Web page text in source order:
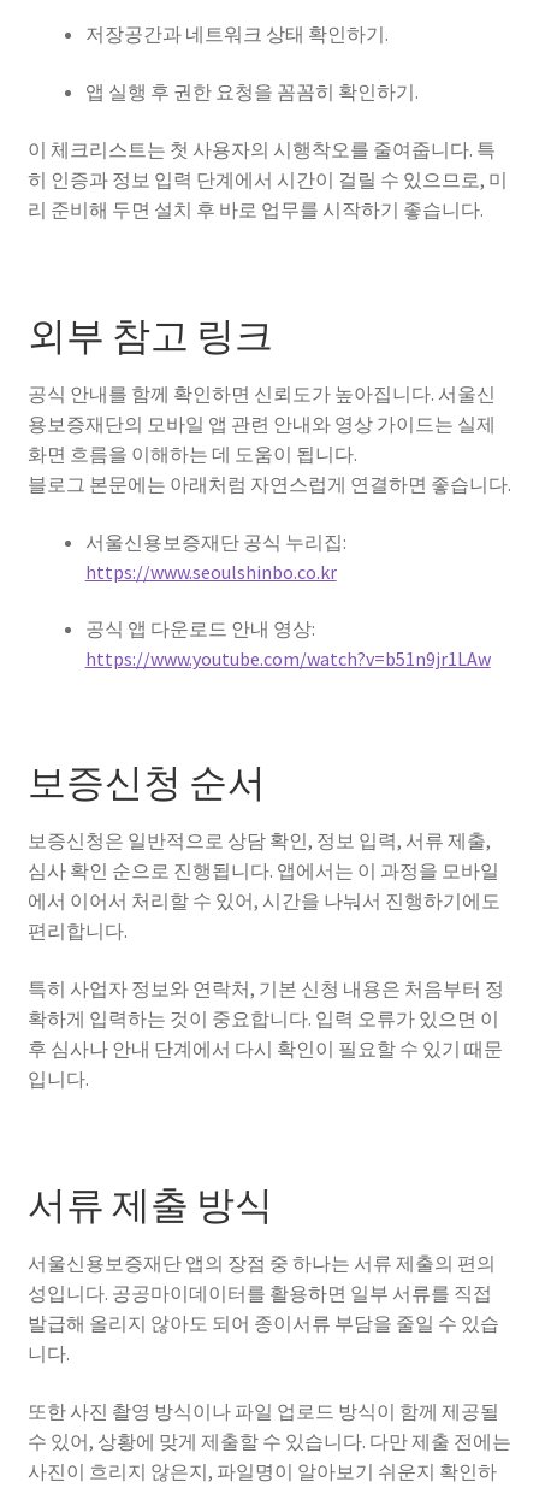
저장공간과 네트워크 상태 확인하기.
앱 실행 후 권한 요청을 꼼꼼히 확인하기.
이 체크리스트는 첫 사용자의 시행착오를 줄여줍니다. 특
히 인증과 정보 입력 단계에서 시간이 걸릴 수 있으므로, 미
리 준비해 두면 설치 후 바로 업무를 시작하기 좋습니다.
외부 참고 링크
공식 안내를 함께 확인하면 신뢰도가 높아집니다. 서울신
용보증재단의 모바일 앱 관련 안내와 영상 가이드는 실제
화면 흐름을 이해하는 데 도움이 됩니다.
블로그 본문에는 아래처럼 자연스럽게 연결하면 좋습니다.
서울신용보증재단 공식 누리집:
https://www.seoulshinbo.co.kr
공식 앱 다운로드 안내 영상:
https://www.youtube.com/watch?v=b51n9jr1LAw
보증신청 순서
보증신청은 일반적으로 상담 확인, 정보 입력, 서류 제출,
심사 확인 순으로 진행됩니다. 앱에서는 이 과정을 모바일
에서 이어서 처리할 수 있어, 시간을 나눠서 진행하기에도
편리합니다.
특히 사업자 정보와 연락처, 기본 신청 내용은 처음부터 정
확하게 입력하는 것이 중요합니다. 입력 오류가 있으면 이
후 심사나 안내 단계에서 다시 확인이 필요할 수 있기 때문
입니다.
서류 제출 방식
서울신용보증재단 앱의 장점 중 하나는 서류 제출의 편의
성입니다. 공공마이데이터를 활용하면 일부 서류를 직접
발급해 올리지 않아도 되어 종이서류 부담을 줄일 수 있습
니다.
또한 사진 촬영 방식이나 파일 업로드 방식이 함께 제공될
수 있어, 상황에 맞게 제출할 수 있습니다. 다만 제출 전에는
사진이 흐리지 않은지, 파일명이 알아보기 쉬운지 확인하